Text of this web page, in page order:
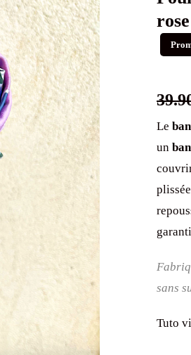
rose
Le
un
sans
Tuto